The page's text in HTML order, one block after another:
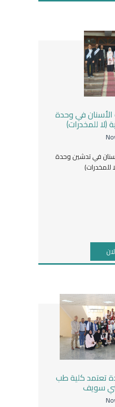
في وحدة
(لا للمخدرات)
في تدشين وحدة
للمخدرات)
تعتمد كلية طب
سويف